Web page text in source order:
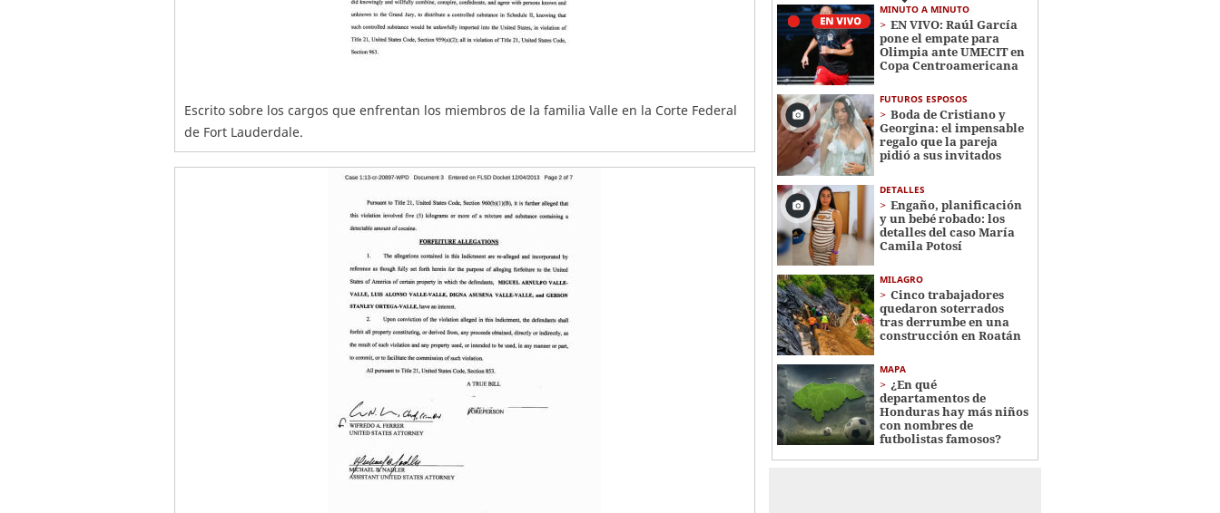
Escrito sobre los cargos que enfrentan los miembros de la familia Valle en la Corte Federal
de Fort Lauderdale.
MINUTO A MINUTO
EN VIVO: Raúl García
pone el empate para
Olimpia ante UMECIT en
Copa Centroamericana
FUTUROS ESPOSOS
Boda de Cristiano y
Georgina: el impensable
regalo que la pareja
pidió a sus invitados
DETALLES
Engaño, planificación
y un bebé robado: los
detalles del caso María
Camila Potosí
MILAGRO
Cinco trabajadores
quedaron soterrados
tras derrumbe en una
construcción en Roatán
MAPA
¿En qué
departamentos de
Honduras hay más niños
con nombres de
futbolistas famosos?